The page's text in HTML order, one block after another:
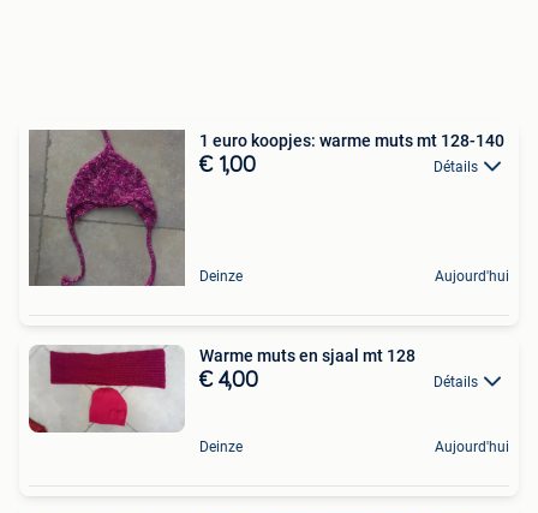
1 euro koopjes: warme muts mt 128-140
€ 1,00 Détails
Deinze Aujourd'hui
Warme muts en sjaal mt 128
€ 4,00 Détails
Deinze Aujourd'hui